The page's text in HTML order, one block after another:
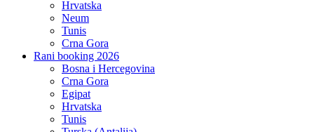
Maroko
Maldivi
Malezija
Mauricijus
Meksiko
Sejšeli
Šri Lanka
Tajland
Zanzibar
Evropska Putovanja